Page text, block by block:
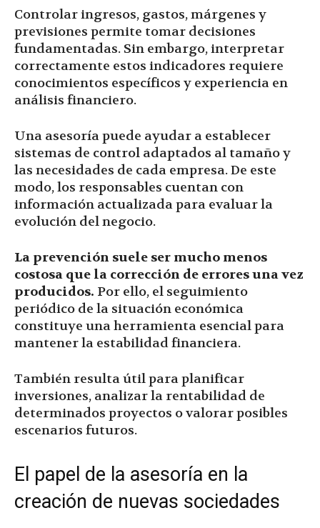
Controlar ingresos, gastos, márgenes y
previsiones permite tomar decisiones
fundamentadas. Sin embargo, interpretar
correctamente estos indicadores requiere
conocimientos específicos y experiencia en
análisis financiero.
Una asesoría puede ayudar a establecer
sistemas de control adaptados al tamaño y
las necesidades de cada empresa. De este
modo, los responsables cuentan con
información actualizada para evaluar la
evolución del negocio.
La prevención suele ser mucho menos
costosa que la corrección de errores una vez
producidos. Por ello, el seguimiento
periódico de la situación económica
constituye una herramienta esencial para
mantener la estabilidad financiera.
También resulta útil para planificar
inversiones, analizar la rentabilidad de
determinados proyectos o valorar posibles
escenarios futuros.
El papel de la asesoría en la
creación de nuevas sociedades